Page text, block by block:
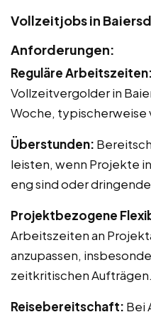
Vollzeitjobs in
Anforderungen:
Reguläre Arbeitszeiten:
Vollzeitvergolder in
Woche, typischerweise
Überstunden:
leisten, wenn Projekte
eng sind oder
Projektbezogene
Arbeitszeiten an
anzupassen,
zeitkritischen Aufträgen.
Reisebereitschaft: Bei